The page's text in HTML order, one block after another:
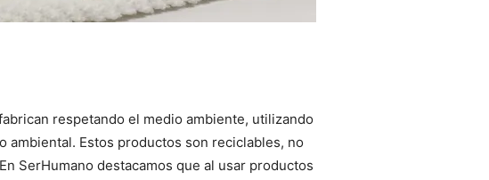
respetando el medio ambiente, utilizando
ambiental. Estos productos son reciclables, no
SerHumano destacamos que al usar productos